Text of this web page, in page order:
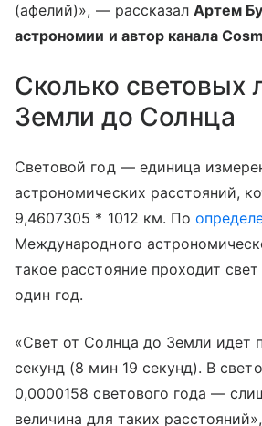
(афелий)», — рассказалАртем
астрономии и автор канала
Сколько световых
Земли до Солнца
Световой год — единица
астрономических расстояний,
9,4607305 * 1012 км. По
Международного
такое расстояние проходит свет
один год.
«Свет от Солнца до Земли идет
секунд (8 мин 19 секунд). В
0,0000158 светового года —
величина для таких